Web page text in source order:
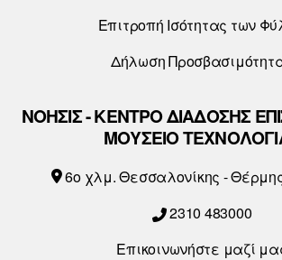
Επιτροπή Ισότητας των
Δήλωση
ΝΟΗΣΙΣ - ΚΕΝΤΡΟ ΔΙΑΔΟΣΗΣ
ΜΟΥΣΕΙΟ
6o χλμ. Θεσσαλονίκης -
2310 483000
Επικοινωνήστε μαζί